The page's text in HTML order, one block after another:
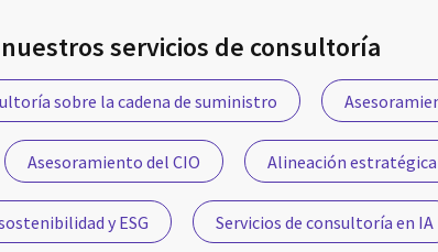
servicios de consultoría
sobre la cadena de suministro
Asesoramiento del CIO Alineación estratégica
y ESG Servicios de consultoría en IA